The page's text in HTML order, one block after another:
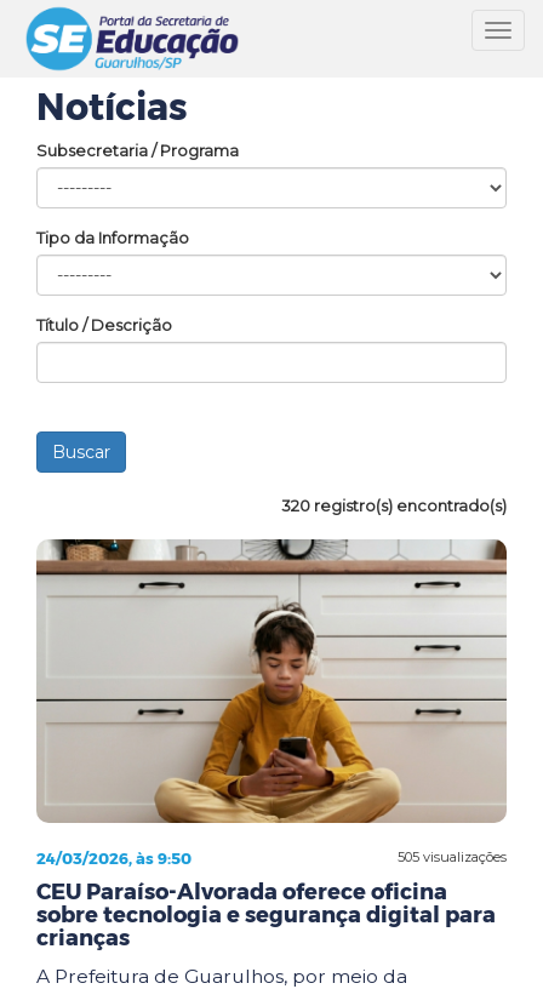
Notícias
Subsecretaria / Programa
Tipo da Informação
Título / Descrição
320 registro(s) encontrado(s)
505 visualizações
24/03/2026, às 9:50
CEU Paraíso-Alvorada oferece oficina
sobre tecnologia e segurança digital para
crianças
A Prefeitura de Guarulhos, por meio da